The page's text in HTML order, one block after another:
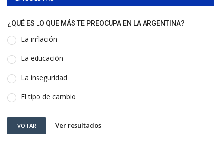
¿QUÉ ES LO QUE MÁS TE PREOCUPA EN LA ARGENTINA?
La inflación
La educación
La inseguridad
El tipo de cambio
VOTAR Ver resultados